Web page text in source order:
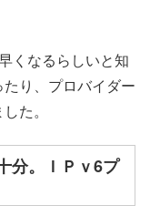
くなるらしいと知
り、プロバイダー
た。
分。ＩＰｖ6プ